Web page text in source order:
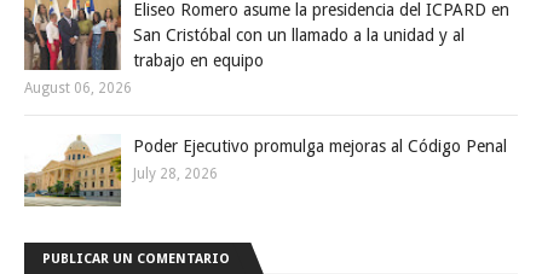
Eliseo Romero asume la presidencia del ICPARD en
San Cristóbal con un llamado a la unidad y al
trabajo en equipo
August 06, 2026
Poder Ejecutivo promulga mejoras al Código Penal
July 28, 2026
PUBLICAR UN COMENTARIO